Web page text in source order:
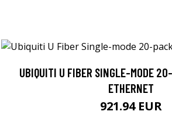
UBIQUITI U FIBER SINGLE-MODE
ETHERNET
921.94 EUR